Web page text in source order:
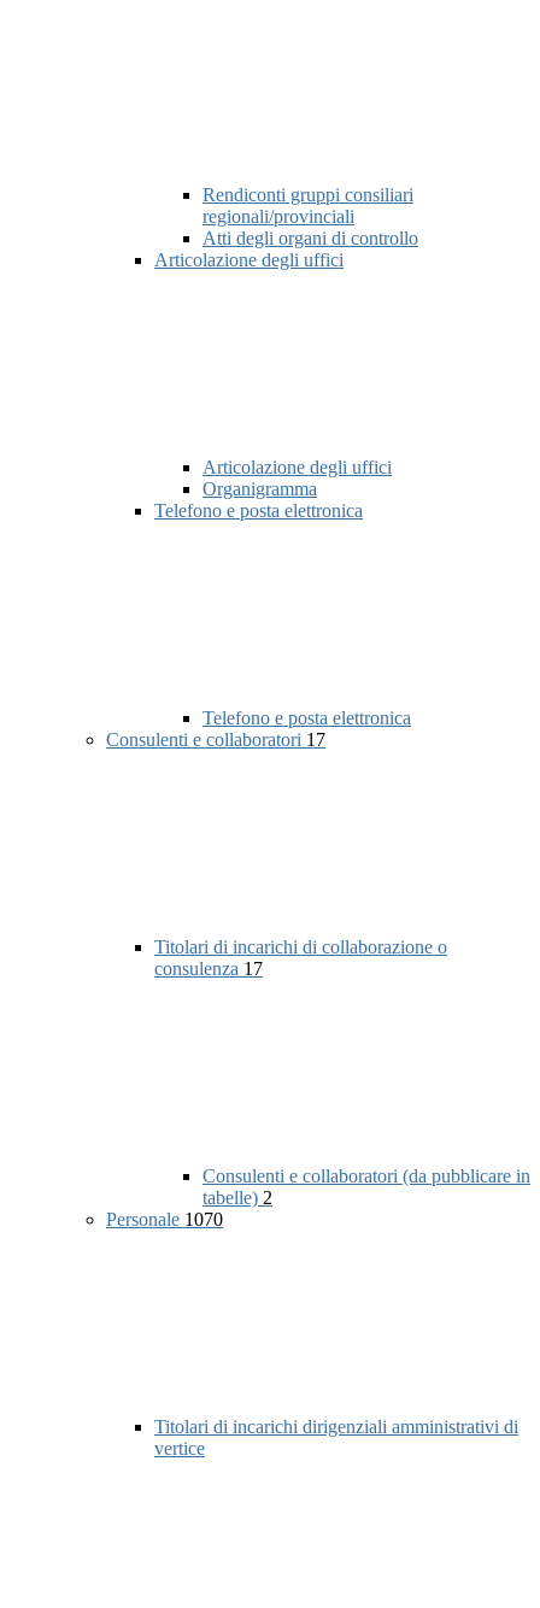
Rendiconti gruppi consiliari
regionali/provinciali
Atti degli organi di controllo
Articolazione degli uffici
Articolazione degli uffici
Organigramma
Telefono e posta elettronica
Telefono e posta elettronica
Consulenti e collaboratori 17
Titolari di incarichi di collaborazione o
consulenza 17
Consulenti e collaboratori (da pubblicare in
tabelle) 2
Personale 1070
Titolari di incarichi dirigenziali amministrativi di
vertice